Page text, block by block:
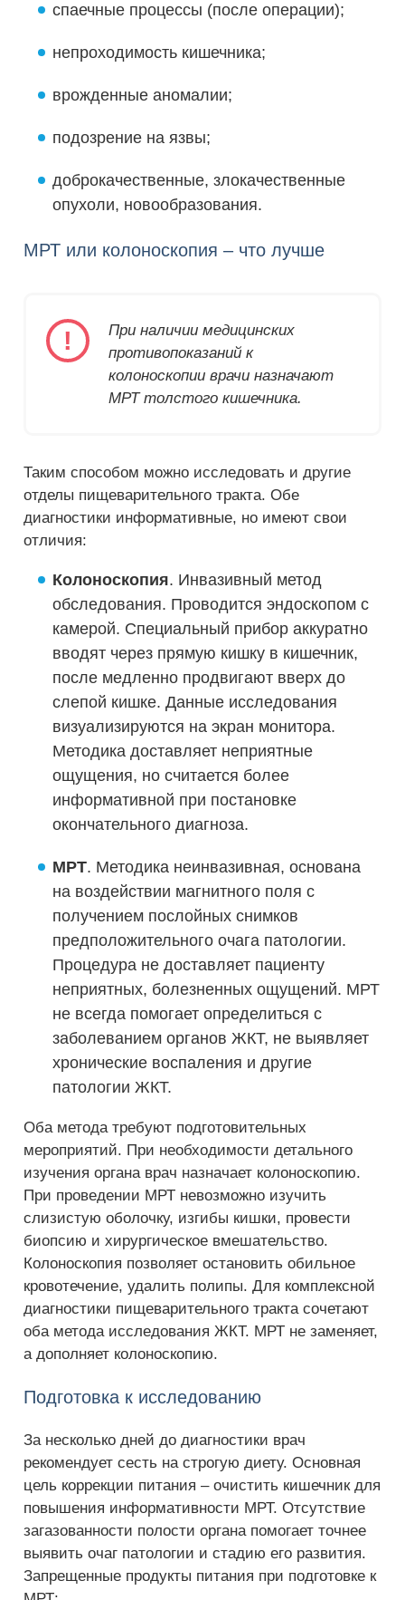
спаечные процессы (после операции);
непроходимость кишечника;
врожденные аномалии;
подозрение на язвы;
доброкачественные, злокачественные
опухоли, новообразования.
МРТ или колоноскопия – что лучше
При наличии медицинских
противопоказаний к
колоноскопии врачи назначают
МРТ толстого кишечника.
Таким способом можно исследовать и другие
отделы пищеварительного тракта. Обе
диагностики информативные, но имеют свои
отличия:
Колоноскопия. Инвазивный метод
обследования. Проводится эндоскопом с
камерой. Специальный прибор аккуратно
вводят через прямую кишку в кишечник,
после медленно продвигают вверх до
слепой кишке. Данные исследования
визуализируются на экран монитора.
Методика доставляет неприятные
ощущения, но считается более
информативной при постановке
окончательного диагноза.
МРТ. Методика неинвазивная, основана
на воздействии магнитного поля с
получением послойных снимков
предположительного очага патологии.
Процедура не доставляет пациенту
неприятных, болезненных ощущений. МРТ
не всегда помогает определиться с
заболеванием органов ЖКТ, не выявляет
хронические воспаления и другие
патологии ЖКТ.
Оба метода требуют подготовительных
мероприятий. При необходимости детального
изучения органа врач назначает колоноскопию.
При проведении МРТ невозможно изучить
слизистую оболочку, изгибы кишки, провести
биопсию и хирургическое вмешательство.
Колоноскопия позволяет остановить обильное
кровотечение, удалить полипы. Для комплексной
диагностики пищеварительного тракта сочетают
оба метода исследования ЖКТ. МРТ не заменяет,
а дополняет колоноскопию.
Подготовка к исследованию
За несколько дней до диагностики врач
рекомендует сесть на строгую диету. Основная
цель коррекции питания – очистить кишечник для
повышения информативности МРТ. Отсутствие
загазованности полости органа помогает точнее
выявить очаг патологии и стадию его развития.
Запрещенные продукты питания при подготовке к